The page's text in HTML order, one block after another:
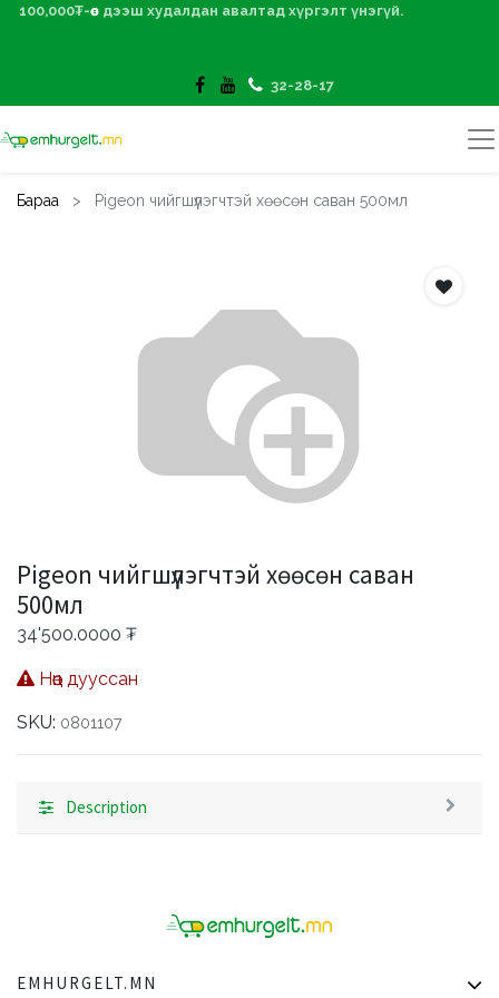
100,000₮-өөс дээш худалдан авалтад хүргэлт үнэгүй.
32-28-17
Бараа Pigeon чийгшүүлэгчтэй хөөсөн саван 500мл
Pigeon чийгшүүлэгчтэй хөөсөн саван
500мл
34'500.0000 ₮
Нөөц дууссан
SKU: 0801107
Description
EMHURGELT.MN